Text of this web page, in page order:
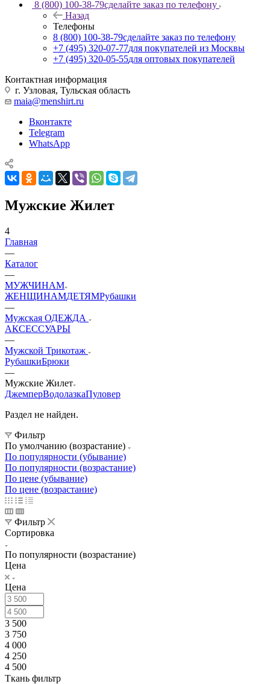
8 (800) 100-38-79сделайте заказ по телефону
Назад
Телефоны
8 (800) 100-38-79сделайте заказ по телефону
+7 (495) 320-07-77для покупателей из Москвы
+7 (495) 320-05-55для оптовых покупателей
Контактная информация
г. Узловая, Тульская область
maia@menshirt.ru
Вконтакте
Telegram
WhatsApp
Мужские Жилет
4
Главная
—
Каталог
—
МУЖЧИНАМ
ЖЕНЩИНАМДЕТЯМРубашки
—
Мужская ОДЕЖДА
АКСЕССУАРЫ
—
Мужской Трикотаж
РубашкиБрюки
—
Мужские Жилет
ДжемперВодолазкаПуловер
Раздел не найден.
Фильтр
По умолчанию (возрастание)
По популярности (убывание)
По популярности (возрастание)
По цене (убывание)
По цене (возрастание)
Фильтр
Сортировка
По популярности (возрастание)
Цена
Цена
3 500
3 750
4 000
4 250
4 500
Ткань фильтр